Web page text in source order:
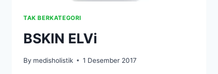
TAK BERKATEGORI
BSKIN ELVi
By medisholistik 1 Desember 2017